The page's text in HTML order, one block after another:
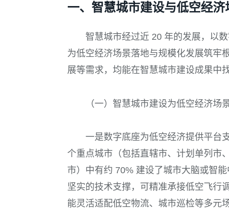
一、智慧城市建设与低空经
智慧城市经过近 20 年的发展，以
为低空经济场景落地与规模化发展筑牢
展等需求，均能在智慧城市建设成果中
（一）智慧城市建设为低空经济场
一是数字底座为低空经济提供平台
个重点城市（包括直辖市、计划单列市
市）中有约 70% 建设了城市大脑或智
坚实的技术支撑，可精准承接低空飞行
能灵活适配低空物流、城市巡检等多元